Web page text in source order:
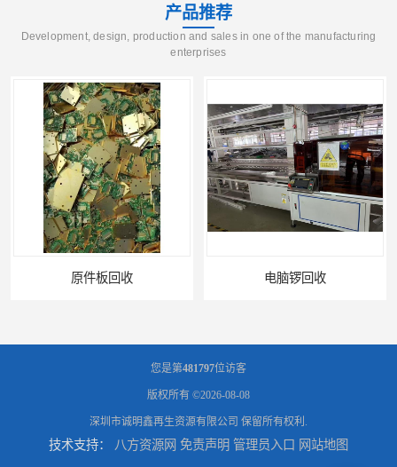
产品推荐
Development, design, production and sales in one of the manufacturing
enterprises
电脑锣回收
您是第481797位访客
版权所有 ©2026-08-08
深圳市诚明鑫再生资源有限公司 保留所有权利.
技术支持： 八方资源网 免责声明 管理员入口 网站地图